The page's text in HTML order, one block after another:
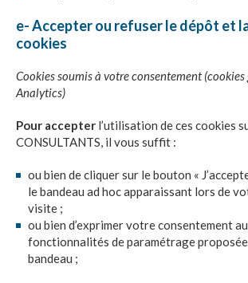
e- Accepter ou refuser le dépôt et
cookies
Cookies soumis à votre consentement (cookies
Analytics)
Pour accepter l’utilisation de ces cookies
CONSULTANTS, il vous suffit :
ou bien de cliquer sur le bouton «
le bandeau ad hoc apparaissant lors de
visite ;
ou bien d’exprimer votre consentement
fonctionnalités de paramétrage
bandeau ;